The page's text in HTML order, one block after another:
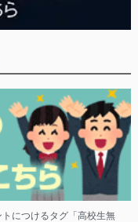
につけるタグ「高校生無